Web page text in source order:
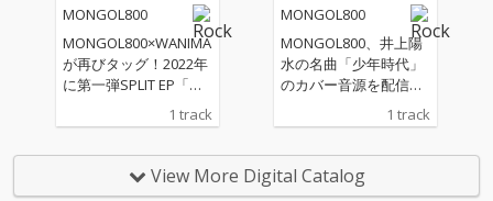
カバー。そして、Saly
u「風に乗る船」、Dra
gon Ash「繋がりSUNS
ET」のトリビュートア
でお馴染みの美空ひば
MONGOL800
MONGOL800×WANIMA
が再びタッグ！2022年
に第一弾SPLIT EP「愛
彌々」を発売したMON
GOL800×WANIMAの約
「愛彌々2」より、コ
ラボ曲を先行配信！
1 track
MONGOL800
MONGOL800、井上陽
水の名曲「少年時代」
のカバー音源を配信リ
1 track
View More Digital Catalog